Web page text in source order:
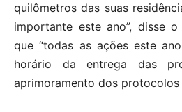
quilômetros das suas
importante este ano”, disse
que “todas as ações este
horário da entrega das
aprimoramento dos protocolos